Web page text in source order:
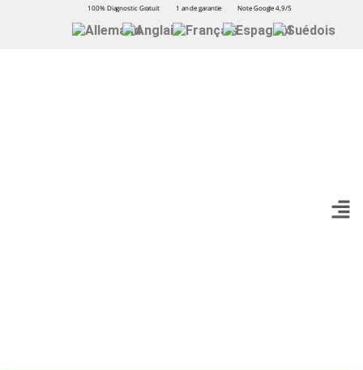
100% Diagnostic Gratuit 1 an de garantie Note Google 4,9/5